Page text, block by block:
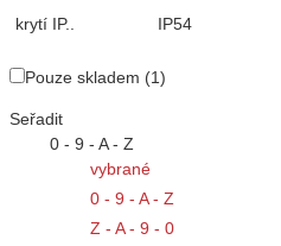
krytí IP..
IP54
Pouze skladem (1)
Seřadit
0 - 9 - A - Z
vybrané
0 - 9 - A - Z
Z - A - 9 - 0